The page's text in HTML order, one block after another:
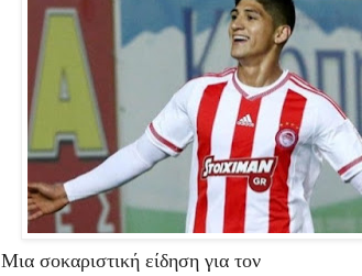
Μια σοκαριστική είδηση για τον